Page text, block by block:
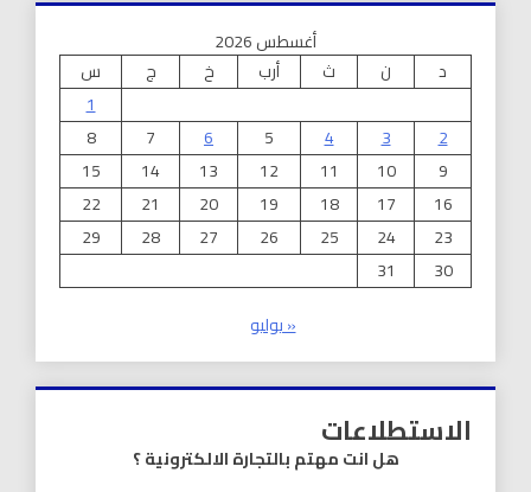
أغسطس 2026
د
ن ث أرب خ ج
س
1
2
3
4
5
6
7
8
9
10
11
12
13
14
15
16
17
18
19
20
21
22
23
24
25
26
27
28
29
30
31
« يوليو
الاستطلاعات
هل انت مهتم بالتجارة الالكترونية ؟